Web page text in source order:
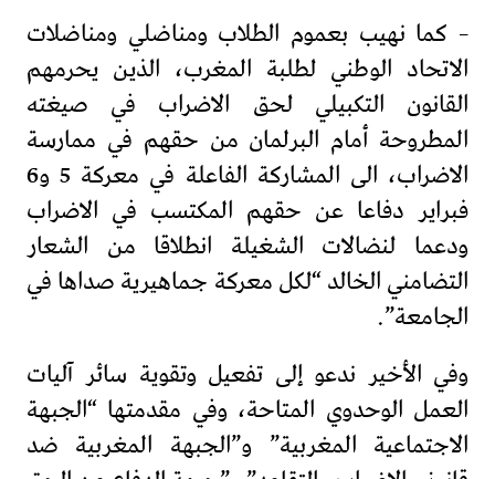
– كما نهيب بعموم الطلاب ومناضلي ومناضلات
الاتحاد الوطني لطلبة المغرب، الذين يحرمهم
القانون التكبيلي لحق الاضراب في صيغته
المطروحة أمام البرلمان من حقهم في ممارسة
الاضراب، الى المشاركة الفاعلة في معركة 5 و6
فبراير دفاعا عن حقهم المكتسب في الاضراب
ودعما لنضالات الشغيلة انطلاقا من الشعار
التضامني الخالد “لكل معركة جماهيرية صداها في
الجامعة”.
وفي الأخير ندعو إلى تفعيل وتقوية سائر آليات
العمل الوحدوي المتاحة، وفي مقدمتها “الجبهة
الاجتماعية المغربية” و”الجبهة المغربية ضد